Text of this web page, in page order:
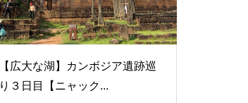
【広大な湖】カンボジア遺跡巡
り３日目【ニャック...